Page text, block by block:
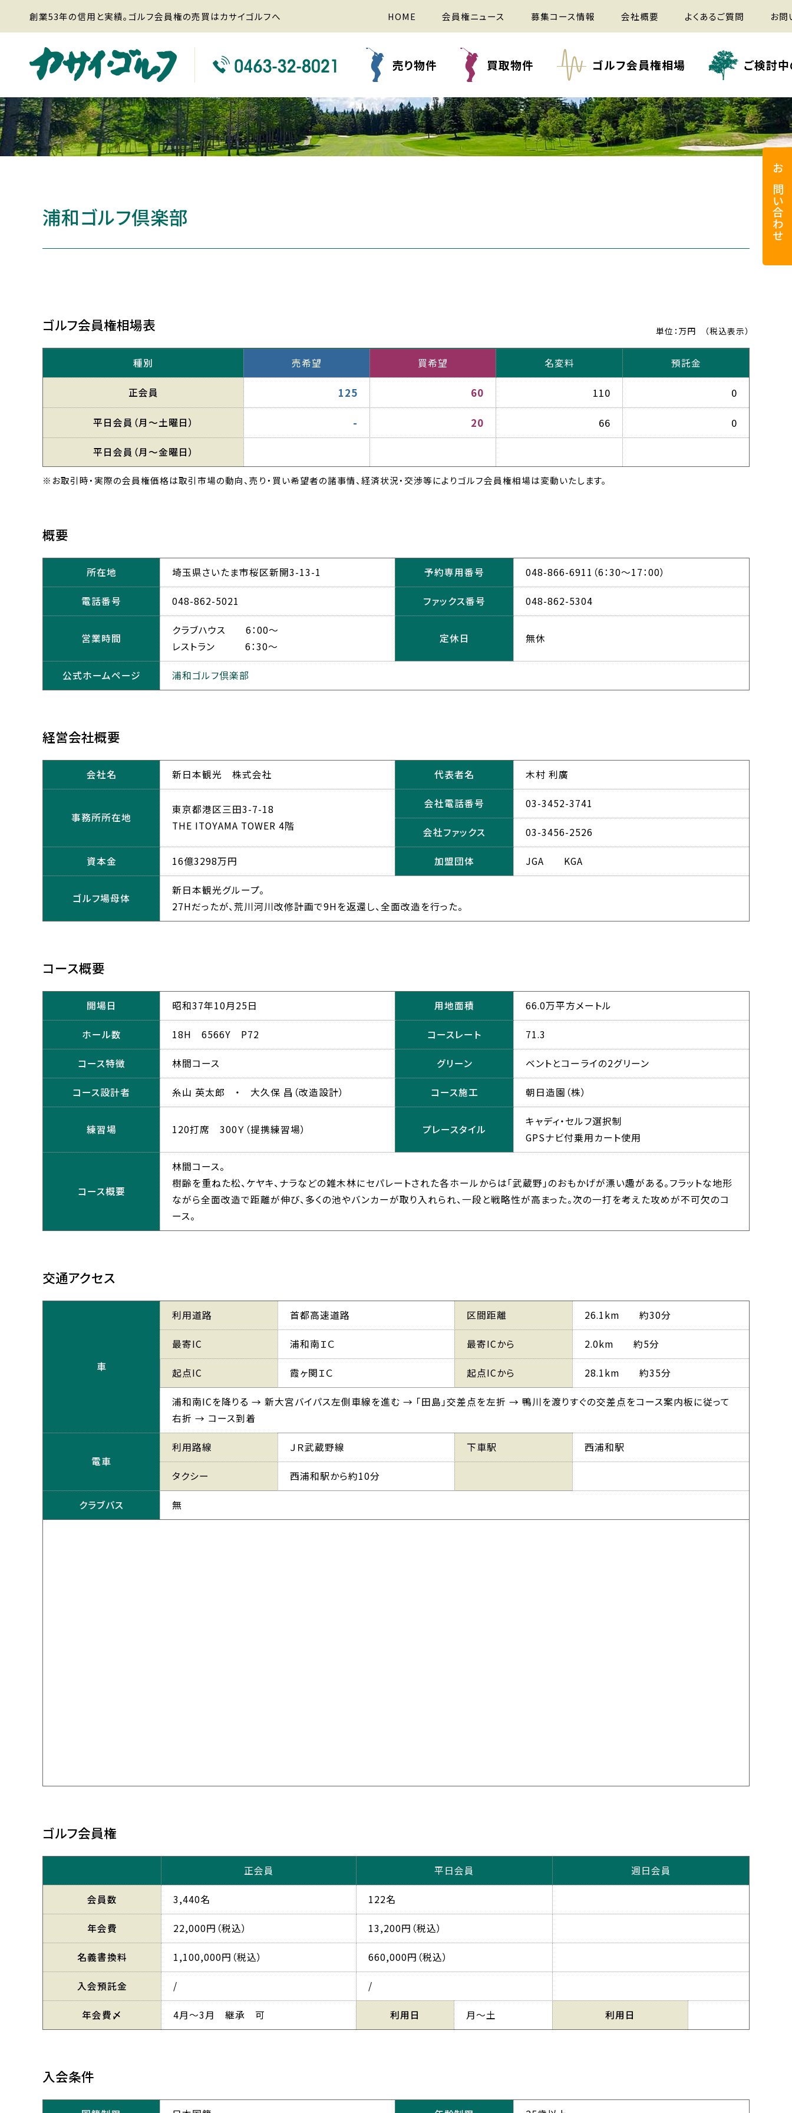
創業53年の信用と実績。ゴルフ会員権の売買はカサイゴルフへ HOME 会員権ニュース 募集コース情報 会社概要 よくあるご質問 お問
売り物件 買取物件 ゴルフ会員権相場 ご検討
浦和ゴルフ倶楽部
ゴルフ会員権相場表 単位：万円 （税込表示）
種別 売希望 買希望 名変料 預託金
正会員 125 60 110 0
平日会員 （月〜土曜日） - 20 66 0
平日会員 （月〜金曜日）
※お取引時・実際の会員権価格は取引市場の動向、売り・買い希望者の諸事情、経済状況・交渉等によりゴルフ会員権相場は変動いたします。
概要
所在地 埼玉県さいたま市桜区新開3-13-1 予約専用番号 048-866-6911（6：30～17：00）
電話番号 048-862-5021 ファックス番号 048-862-5304
営業時間
クラブハウス 6：00～
レストラン 6：30～
定休日 無休
公式ホームページ 浦和ゴルフ倶楽部
経営会社概要
会社名 新日本観光 株式会社 代表者名 木村 利廣
事務所所在地
東京都港区三田3-7-18
THE ITOYAMA TOWER 4階
会社電話番号 03-3452-3741
会社ファックス 03-3456-2526
資本金 16億3298万円 加盟団体 JGA KGA
ゴルフ場母体
新日本観光グループ。
27Hだったが、荒川河川改修計画で9Hを返還し、全面改造を行った。
コース概要
開場日 昭和37年10月25日 用地面積 66.0万平方メートル
ホール数 18H 6566Y P72 コースレート 71.3
コース特徴 林間コース グリーン ベントとコーライの2グリーン
コース設計者 糸山 英太郎 ・ 大久保 昌（改造設計） コース施工 朝日造園（株）
練習場 120打席 300Ｙ（提携練習場） プレースタイル
キャディ・セルフ選択制
GPSナビ付乗用カート使用
コース概要
林間コース。
樹齢を重ねた松、ケヤキ、ナラなどの雑木林にセパレートされた各ホールからは「武蔵野」のおもかげが漂い趣がある。フラットな地形
ながら全面改造で距離が伸び、多くの池やバンカーが取り入れられ、一段と戦略性が高まった。次の一打を考えた攻めが不可欠のコ
ース。
交通アクセス
車
利用道路 首都高速道路 区間距離 26.1km 約30分
最寄IC 浦和南ＩＣ 最寄ICから 2.0km 約5分
起点IC 霞ヶ関ＩＣ 起点ICから 28.1km 約35分
浦和南ICを降りる → 新大宮バイパス左側車線を進む → 「田島」交差点を左折 → 鴨川を渡りすぐの交差点をコース案内板に従って
右折 → コース到着
電車
利用路線 ＪＲ武蔵野線 下車駅 西浦和駅
タクシー 西浦和駅から約10分
クラブバス 無
ゴルフ会員権
正会員 平日会員 週日会員
会員数 3,440名 122名
年会費 22,000円（税込） 13,200円（税込）
名義書換料 1,100,000円（税込） 660,000円（税込）
入会預託金 / /
年会費〆 4月～3月 継承 可 利用日 月～土 利用日
入会条件
お問い合わせ